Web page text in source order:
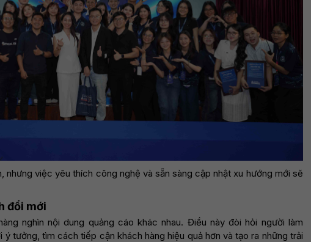
nhưng việc yêu thích công nghệ và sẵn sàng cập nhật xu hướng mới sẽ
đổi mới
nghìn nội dung quảng cáo khác nhau. Điều này đòi hỏi người làm
tưởng, tìm cách tiếp cận khách hàng hiệu quả hơn và tạo ra những trải